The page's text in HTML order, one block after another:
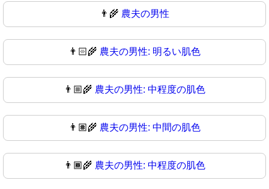
👨‍🌾 農夫の男性
👨🏻‍🌾 農夫の男性: 明るい肌色
👨🏼‍🌾 農夫の男性: 中程度の肌色
👨🏽‍🌾 農夫の男性: 中間の肌色
👨🏾‍🌾 農夫の男性: 中程度の肌色